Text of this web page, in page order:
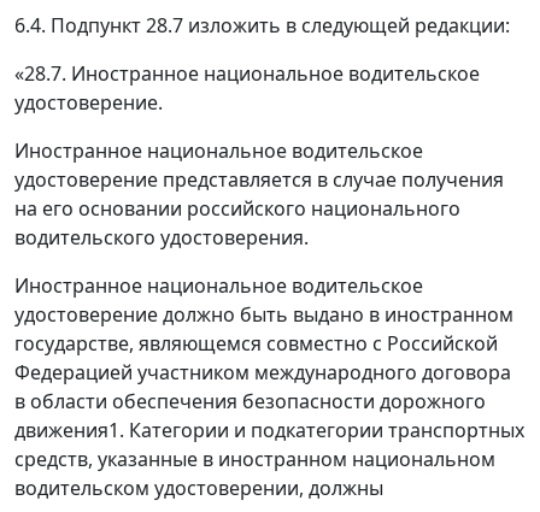
6.4. Подпункт 28.7 изложить в следующей редакции:
«28.7. Иностранное национальное водительское
удостоверение.
Иностранное национальное водительское
удостоверение представляется в случае получения
на его основании российского национального
водительского удостоверения.
Иностранное национальное водительское
удостоверение должно быть выдано в иностранном
государстве, являющемся совместно с Российской
Федерацией участником международного договора
в области обеспечения безопасности дорожного
движения1. Категории и подкатегории транспортных
средств, указанные в иностранном национальном
водительском удостоверении, должны